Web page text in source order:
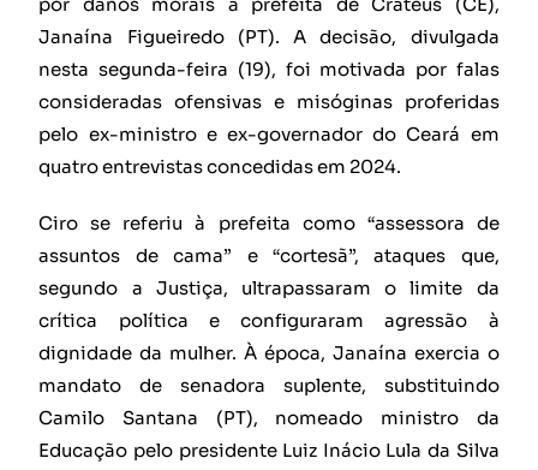
por danos morais à prefeita de Crateús (CE),
Janaína Figueiredo (PT). A decisão, divulgada
nesta segunda-feira (19), foi motivada por falas
consideradas ofensivas e misóginas proferidas
pelo ex-ministro e ex-governador do Ceará em
quatro entrevistas concedidas em 2024.
Ciro se referiu à prefeita como “assessora de
assuntos de cama” e “cortesã”, ataques que,
segundo a Justiça, ultrapassaram o limite da
crítica política e configuraram agressão à
dignidade da mulher. À época, Janaína exercia o
mandato de senadora suplente, substituindo
Camilo Santana (PT), nomeado ministro da
Educação pelo presidente Luiz Inácio Lula da Silva